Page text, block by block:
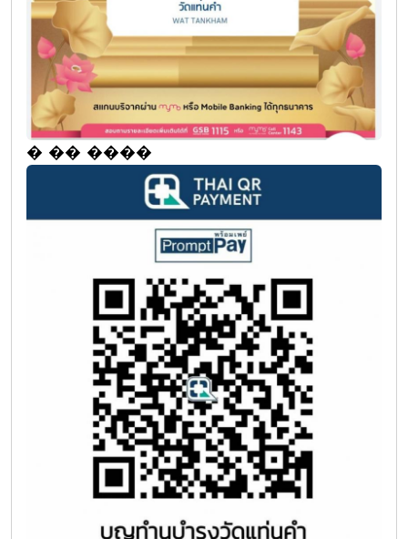
� �� ����